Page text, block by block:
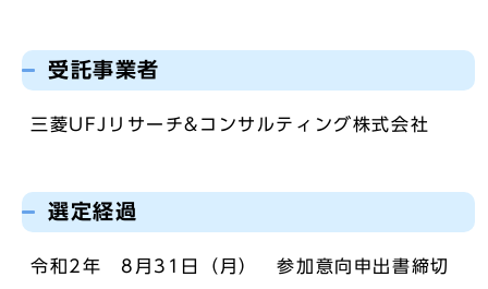
受託事業者
三菱UFJリサーチ&コンサルティング株式会社
選定経過
令和2年 8月31日（月） 参加意向申出書締切